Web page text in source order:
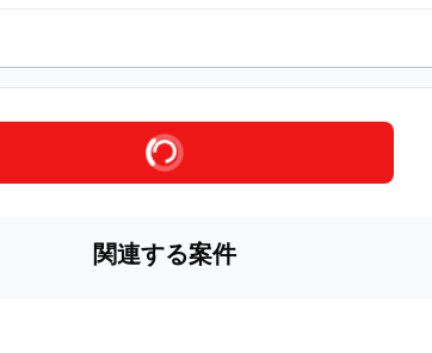
関連する案件